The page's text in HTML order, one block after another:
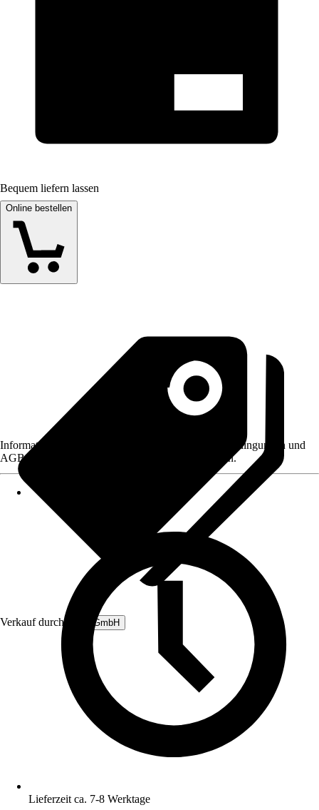
Bequem liefern lassen
Online bestellen
Verkauf durch: B&L GmbH
Informationen des Verkäufers, wie z. B. Rückgabebedingungen und
AGB, finden Sie bei Klick auf den Verkäufernamen.
Lieferzeit ca. 7-8 Werktage